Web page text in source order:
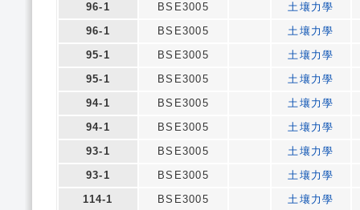
96-1
BSE3005
土壤力學
96-1
BSE3005
土壤力學
95-1
BSE3005
土壤力學
95-1
BSE3005
土壤力學
94-1
BSE3005
土壤力學
94-1
BSE3005
土壤力學
93-1
BSE3005
土壤力學
93-1
BSE3005
土壤力學
114-1
BSE3005
土壤力學